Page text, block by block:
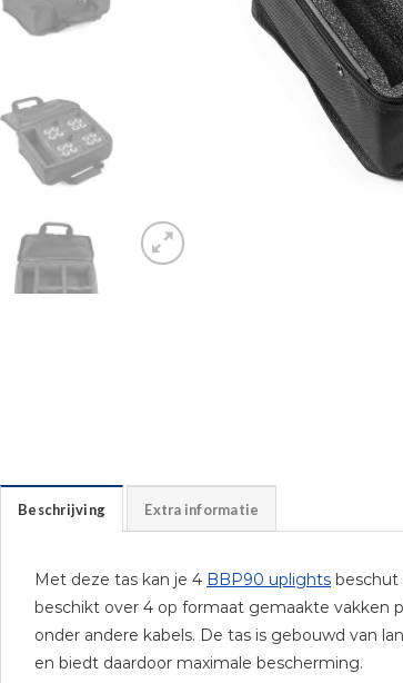
Beschrijving Extra informatie
Met deze tas kan je 4 BBP90 uplights
beschikt over 4 op formaat gemaakte vakken
onder andere kabels. De tas is gebouwd van
en biedt daardoor maximale bescherming.